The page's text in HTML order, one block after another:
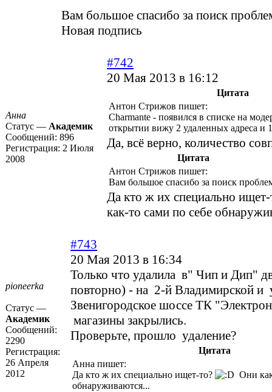
Вам большое спасибо за поиск
Новая подпись
Анна
Статус — Академик
Сообщений: 896
Регистрация: 2 Июля
2008
#742
20 Мая 2013 в 16:12
Цитата
Антон Стрижов пишет:
Charmante - появился в списке на
открытии вижу 2 удаленных адреса и
Да, всё верно, количество
Цитата
Антон Стрижов пишет:
Вам большое спасибо за поиск
Да кто ж их специально
как-то сами по себе
pioneerka
Статус —
Академик
Сообщений:
2290
Регистрация:
26 Апреля
2012
#743
20 Мая 2013 в 16:34
Только что удалила в" Чип и Дип"
повторно) - на 2-й Владимирской и
Звенигородское шоссе ТК
магазины закрылись.
Проверьте, прошло удаление?
Цитата
Анна пишет:
Да кто ж их специально ищет-то?
Они
обнаруживаются...